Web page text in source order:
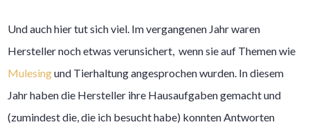
Und auch hier tut sich viel. Im vergangenen Jahr waren
Hersteller noch etwas verunsichert, wenn sie auf Themen wie
Mulesingund Tierhaltung angesprochen wurden. In diesem
Jahr haben die Hersteller ihre Hausaufgaben gemacht und
(zumindest die, die ich besucht habe) konnten Antworten